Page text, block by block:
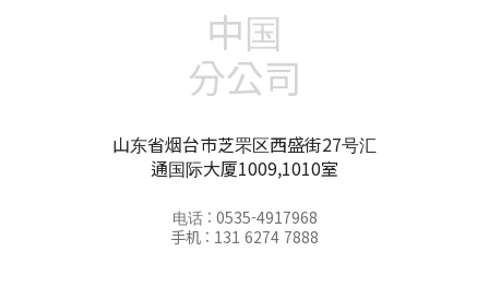
中国
分公司
山东省烟台市芝罘区西盛街27号汇
通国际大厦1009,1010室
电话 : 0535-4917968
手机 : 131 6274 7888